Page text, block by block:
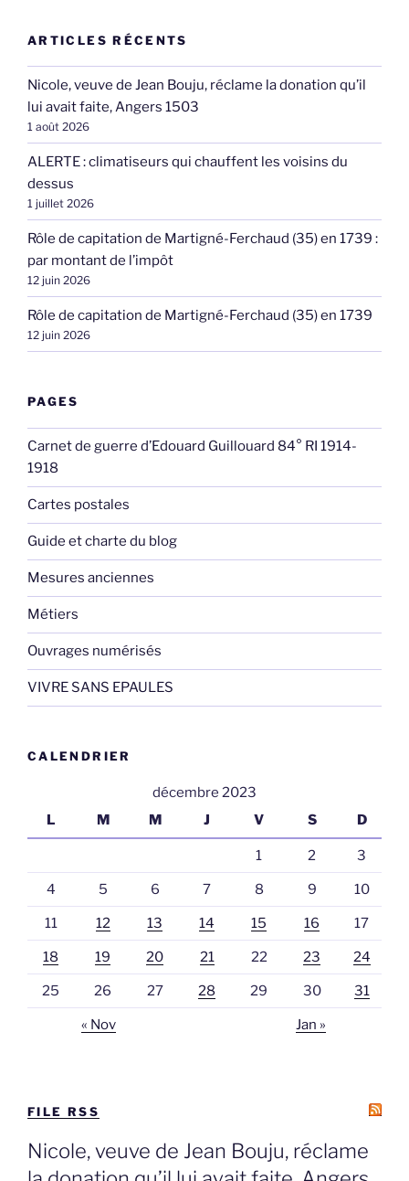
ARTICLES RÉCENTS
Nicole, veuve de Jean Bouju, réclame la donation qu’il
lui avait faite, Angers 1503
1 août 2026
ALERTE : climatiseurs qui chauffent les voisins du
dessus
1 juillet 2026
Rôle de capitation de Martigné-Ferchaud (35) en 1739 :
par montant de l’impôt
12 juin 2026
Rôle de capitation de Martigné-Ferchaud (35) en 1739
12 juin 2026
PAGES
Carnet de guerre d’Edouard Guillouard 84° RI 1914-
1918
Cartes postales
Guide et charte du blog
Mesures anciennes
Métiers
Ouvrages numérisés
VIVRE SANS EPAULES
CALENDRIER
décembre 2023
L
M M J V S D
1 2 3
4 5 6 7 8 9 10
11 12 13 14 15 16 17
18 19 20 21 22 23 24
25 26 27 28 29 30 31
« Nov Jan »
FILE RSS
Nicole, veuve de Jean Bouju, réclame